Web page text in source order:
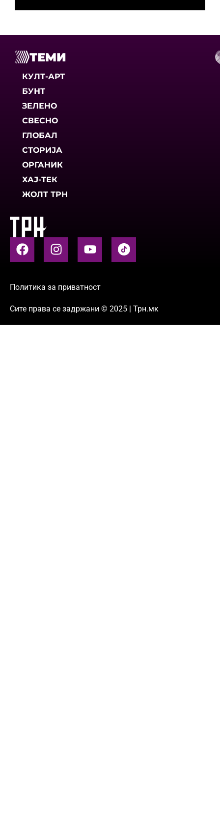
ТЕМИ
КУЛТ-АРТ
БУНТ
ЗЕЛЕНО
СВЕСНО
ГЛОБАЛ
СТОРИЈА
ОРГАНИК
ХАЈ-ТЕК
ЖОЛТ ТРН
Политика за приватност
Сите права се задржани © 2025 | Трн.мк